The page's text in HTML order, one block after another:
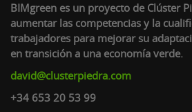
BIMgreen es un proyecto de Clúster
aumentar las competencias y la
trabajadores para mejorar su
en transición a una economía verde.
david@clusterpiedra.com
+34 653 20 53 99